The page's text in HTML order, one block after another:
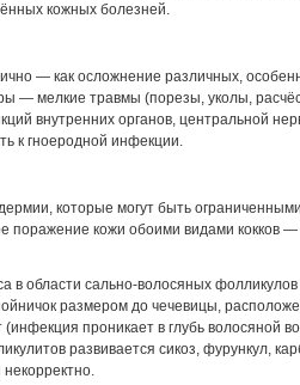
кожных болезней.
— как осложнение различных,
— мелкие травмы (порезы, уколы,
внутренних органов, центральной
к гноеродной инфекции.
которые могут быть
поражение кожи обоими видами кокков
в области сально-волосяных
размером до чечевицы,
проникает в глубь волосяной
развивается сикоз, фурункул,